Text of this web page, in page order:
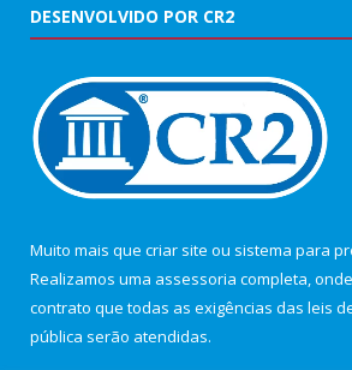
DESENVOLVIDO POR CR2
Muito mais que criar site ou sistema para
Realizamos uma assessoria completa,
contrato que todas as exigências das leis
pública serão atendidas.